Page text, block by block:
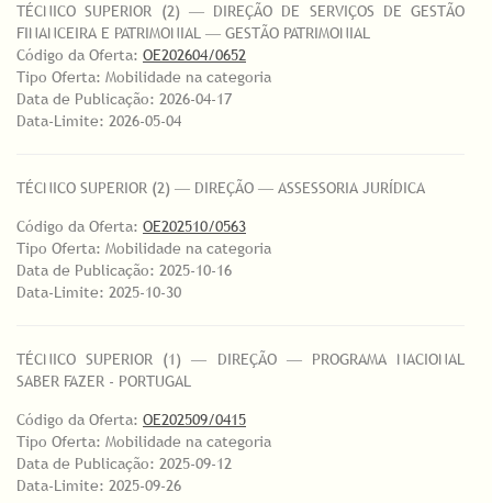
TÉCNICO SUPERIOR (2) ― DIREÇÃO DE SERVIÇOS DE GESTÃO
FINANCEIRA E PATRIMONIAL ― GESTÃO PATRIMONIAL
Código da Oferta: OE202604/0652
Tipo Oferta: Mobilidade na categoria
Data de Publicação: 2026-04-17
Data-Limite: 2026-05-04
TÉCNICO SUPERIOR (2) ― DIREÇÃO ― ASSESSORIA JURÍDICA
Código da Oferta: OE202510/0563
Tipo Oferta: Mobilidade na categoria
Data de Publicação: 2025-10-16
Data-Limite: 2025-10-30
TÉCNICO SUPERIOR (1) ― DIREÇÃO ― PROGRAMA NACIONAL
SABER FAZER - PORTUGAL
Código da Oferta: OE202509/0415
Tipo Oferta: Mobilidade na categoria
Data de Publicação: 2025-09-12
Data-Limite: 2025-09-26